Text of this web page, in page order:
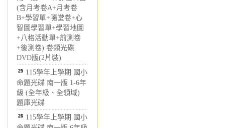
(含月考卷A+月考卷
B+學習單+隨堂卷+心
智圖學習單+學習地圖
+八格活動單+前測卷
+後測卷) 卷類光碟
DVD版(2片裝)
25 115學年上學期 國小
命題光碟 南一版 1-6年
級 (全年級、全領域)
題庫光碟
26 115學年上學期 國小